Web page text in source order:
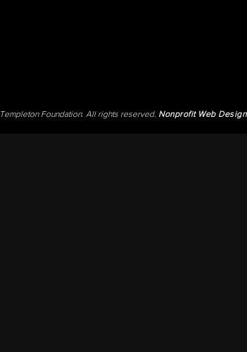
Foundation. All rights reserved. Nonprofit Web Design